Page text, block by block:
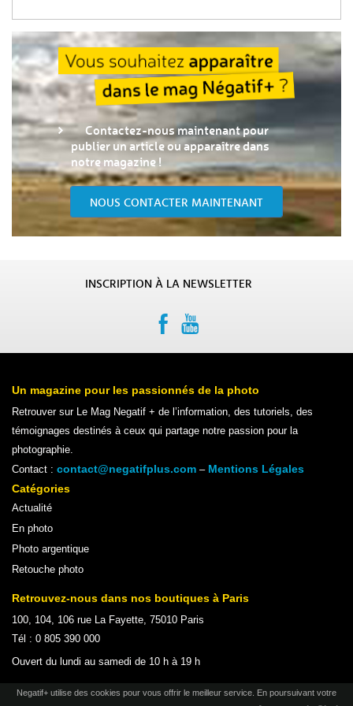
Contactez-nous maintenant pour
publier un article ou apparaître dans
notre magazine !
NOUS CONTACTER MAINTENANT
INSCRIPTION À LA NEWSLETTER
Un magazine pour les passionnés de la photo
Retrouver sur Le Mag Negatif + de l’information, des tutoriels, des
témoignages destinés à ceux qui partage notre passion pour la
photographie.
Contact : contact@negatifplus.com – Mentions Légales
Catégories
Actualité
En photo
Photo argentique
Retouche photo
Retrouvez-nous dans nos boutiques à Paris
100, 104, 106 rue La Fayette, 75010 Paris
Tél : 0 805 390 000
Ouvert du lundi au samedi de 10 h à 19 h
Negatif+ utilise des cookies pour vous offrir le meilleur service. En poursuivant votre